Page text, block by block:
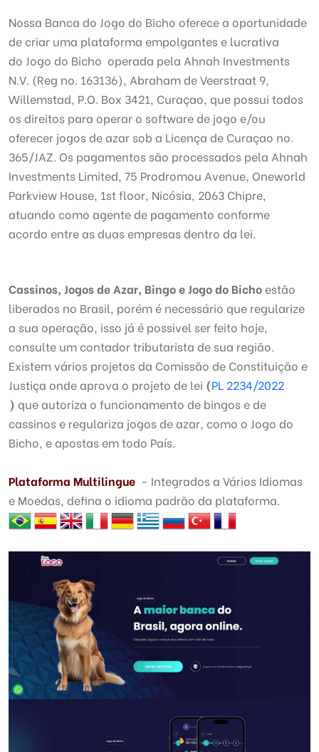
Nossa Banca do Jogo do Bicho oferece a oportunidade
de criar uma plataforma empolgantes e lucrativa
do Jogo do Bicho operada pela Ahnah Investments
N.V. (Reg no. 163136), Abraham de Veerstraat 9,
Willemstad, P.O. Box 3421, Curaçao, que possui todos
os direitos para operar o software de jogo e/ou
oferecer jogos de azar sob a Licença de Curaçao no.
365/JAZ. Os pagamentos são processados pela Ahnah
Investments Limited, 75 Prodromou Avenue, Oneworld
Parkview House, 1st floor, Nicósia, 2063 Chipre,
atuando como agente de pagamento conforme
acordo entre as duas empresas dentro da lei.
Cassinos, Jogos de Azar, Bingo e Jogo do Bicho estão
liberados no Brasil, porém é necessário que regularize
a sua operação, isso já é possivel ser feito hoje,
consulte um contador tributarista de sua região.
Existem vários projetos da Comissão de Constituição e
Justiça onde aprova o projeto de lei (PL 2234/2022
) que autoriza o funcionamento de bingos e de
cassinos e regulariza jogos de azar, como o Jogo do
Bicho, e apostas em todo País.
Plataforma Multilingue - Integrados a Vários Idiomas
e Moedas, defina o idioma padrão da plataforma.